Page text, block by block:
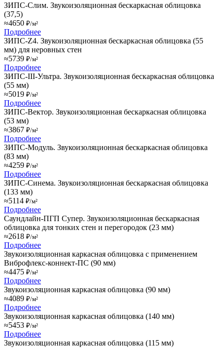
ЗИПС-Слим. Звукоизоляционная бескаркасная облицовка
(37,5)
≈4650 ₽/м²
Подробнее
ЗИПС-Z4. Звукоизоляционная бескаркасная облицовка (55
мм) для неровных стен
≈5739 ₽/м²
Подробнее
ЗИПС-III-Ультра. Звукоизоляционная бескаркасная облицовка
(55 мм)
≈5019 ₽/м²
Подробнее
ЗИПС-Вектор. Звукоизоляционная бескаркасная облицовка
(53 мм)
≈3867 ₽/м²
Подробнее
ЗИПС-Модуль. Звукоизоляционная бескаркасная облицовка
(83 мм)
≈4259 ₽/м²
Подробнее
ЗИПС-Синема. Звукоизоляционная бескаркасная облицовка
(133 мм)
≈5114 ₽/м²
Подробнее
Саундлайн-ПГП Супер. Звукоизоляционная бескаркасная
облицовка для тонких стен и перегородок (23 мм)
≈2618 ₽/м²
Подробнее
Звукоизоляционная каркасная облицовка с применением
Виброфлекс-коннект-ПС (90 мм)
≈4475 ₽/м²
Подробнее
Звукоизоляционная каркасная облицовка (90 мм)
≈4089 ₽/м²
Подробнее
Звукоизоляционная каркасная облицовка (140 мм)
≈5453 ₽/м²
Подробнее
Звукоизоляционная каркасная облицовка (115 мм)